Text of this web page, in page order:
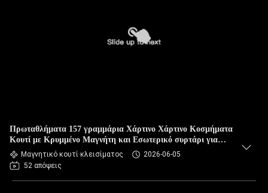
Πρωταθλήματα 157 γραμμάρια Χάρτινο Χάρτινο Κοσμήματα
Κουτί με Κρυμμένο Μαγνήτη και Εσωτερικό συρτάρι για
συσκευασία δώρων
Μαγνητικό κουτί κλεισίματος
2026-06-05
52 απόψεις